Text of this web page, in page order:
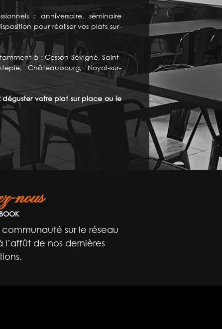
: anniversaire, séminaire
pour réaliser vos plats sur-
à : Cesson-Sévigné, Saint-
Châteaubourg, Noyal-sur-
votre plat sur place ou le
nous
sur le réseau
de nos dernières